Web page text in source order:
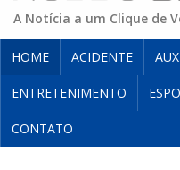
A Notícia a um Clique de
HOME ACIDENTE
ENTRETENIMENTO
CONTATO